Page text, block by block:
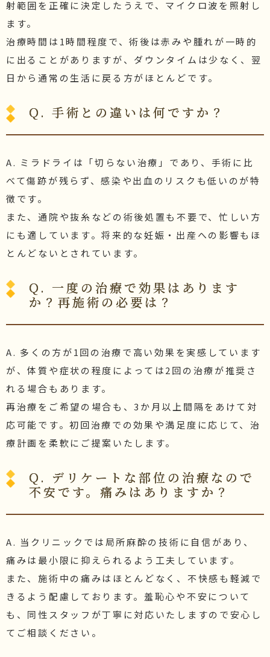
射範囲を正確に決定したうえで、マイクロ波を照射し
ます。
治療時間は1時間程度で、術後は赤みや腫れが一時的
に出ることがありますが、ダウンタイムは少なく、翌
日から通常の生活に戻る方がほとんどです。
Q. 手術との違いは何ですか？
A. ミラドライは「切らない治療」であり、手術に比
べて傷跡が残らず、感染や出血のリスクも低いのが特
徴です。
また、通院や抜糸などの術後処置も不要で、忙しい方
にも適しています。将来的な妊娠・出産への影響もほ
とんどないとされています。
Q. 一度の治療で効果はあります
か？再施術の必要は？
A. 多くの方が1回の治療で高い効果を実感しています
が、体質や症状の程度によっては2回の治療が推奨さ
れる場合もあります。
再治療をご希望の場合も、3か月以上間隔をあけて対
応可能です。初回治療での効果や満足度に応じて、治
療計画を柔軟にご提案いたします。
Q. デリケートな部位の治療なので
不安です。痛みはありますか？
A. 当クリニックでは局所麻酔の技術に自信があり、
痛みは最小限に抑えられるよう工夫しています。
また、施術中の痛みはほとんどなく、不快感も軽減で
きるよう配慮しております。羞恥心や不安について
も、同性スタッフが丁寧に対応いたしますので安心し
てご相談ください。